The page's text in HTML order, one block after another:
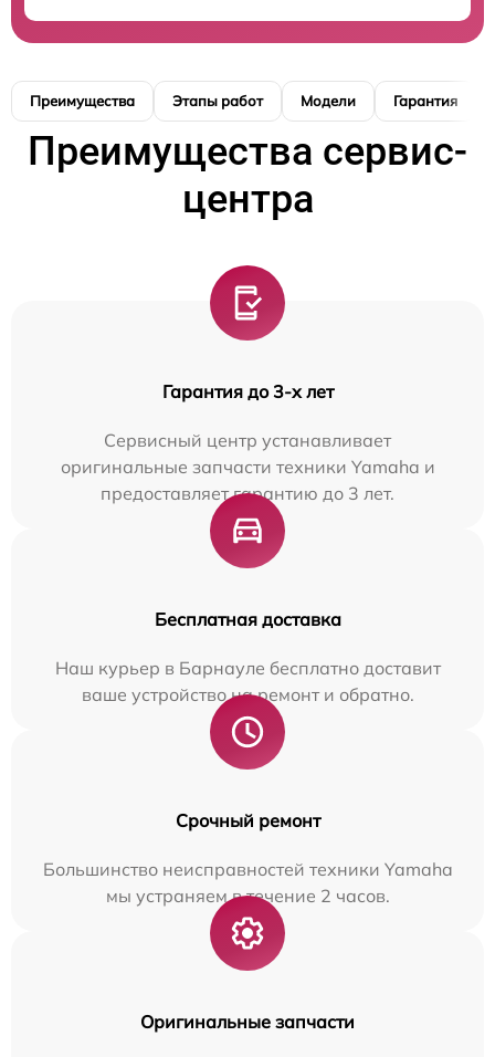
Преимущества Этапы работ Модели Гарантия
Преимущества сервис-
центра
Гарантия до 3-х лет
Сервисный центр устанавливает
оригинальные запчасти техники Yamaha и
предоставляет гарантию до 3 лет.
Бесплатная доставка
Наш курьер в Барнауле бесплатно доставит
ваше устройство на ремонт и обратно.
Срочный ремонт
Большинство неисправностей техники Yamaha
мы устраняем в течение 2 часов.
Оригинальные запчасти